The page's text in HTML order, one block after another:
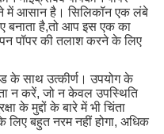
में आसान है। सिलिकॉन एक लंबे
बनाता है,तो आप इस एक का
पॉपर की तलाश करने के लिए
के साथ उत्कीर्ण। उपयोग के
न करें, जो न केवल उपस्थिति
के मुद्दों के बारे में भी चिंता
बहुत नरम नहीं होगा, अधिक